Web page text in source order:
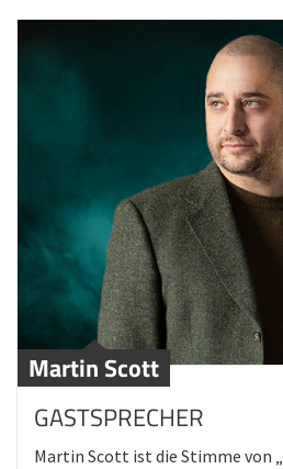
Martin Scott
GASTSPRECHER
Martin Scott ist die Stimme von